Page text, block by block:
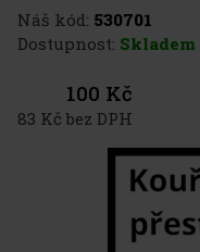
Náš kód: 530701
Dostupnost: Skladem
100 Kč
83 Kč bez DPH